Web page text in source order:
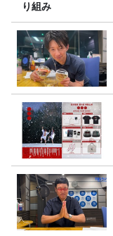
り組み